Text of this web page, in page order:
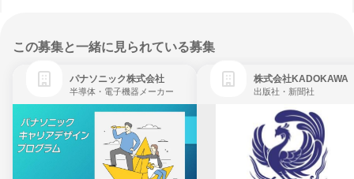
この募集と一緒に見られている募集
パナソニック株式会社
半導体・電子機器メーカー
株式会社KADOKAWA
出版社・新聞社